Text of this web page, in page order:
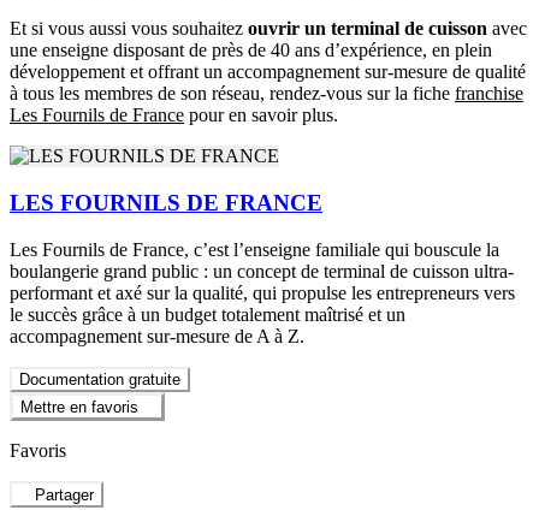
Et si vous aussi vous souhaitez ouvrir un terminal de cuisson avec
une enseigne disposant de près de 40 ans d’expérience, en plein
développement et offrant un accompagnement sur-mesure de qualité
à tous les membres de son réseau, rendez-vous sur la fiche franchise
Les Fournils de France pour en savoir plus.
LES FOURNILS DE FRANCE
Les Fournils de France, c’est l’enseigne familiale qui bouscule la
boulangerie grand public : un concept de terminal de cuisson ultra-
performant et axé sur la qualité, qui propulse les entrepreneurs vers
le succès grâce à un budget totalement maîtrisé et un
accompagnement sur-mesure de A à Z.
Documentation gratuite
Mettre en favoris
Favoris
Partager